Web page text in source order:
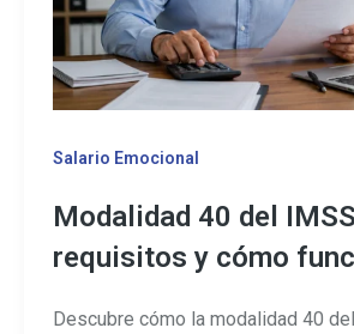
Salario Emocional
Modalidad 40 del
requisitos y cómo
Descubre cómo la modalidad 40